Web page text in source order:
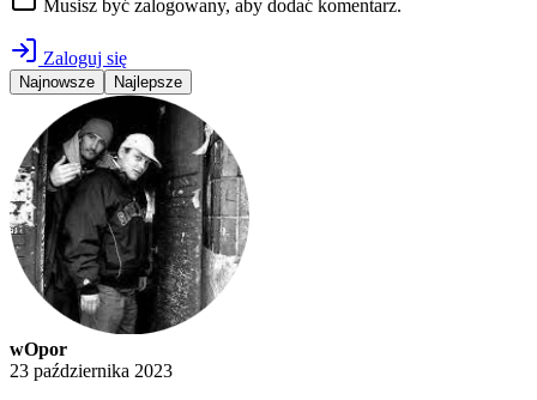
Musisz być zalogowany, aby dodać komentarz.
Zaloguj się
Najnowsze Najlepsze
wOpor
23 października 2023